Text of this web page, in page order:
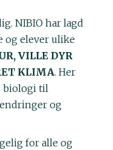
NIBIO har lagd
og elever ulike
VILLE DYR
KLIMA. Her
biologi til
og
for alle og